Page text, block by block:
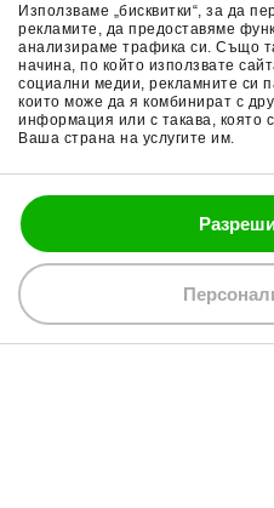
Използваме „бисквитки“, за да
рекламите, да предоставяме
анализираме трафика си. Също
начина, по който използвате
социални медии, рекламните си
които може да я комбинират с
информация или с такава, която
Ваша страна на услугите им.
Общи условия
Поверителност
Политика за бисквитки
088 200 7002
shop@bobimx.com